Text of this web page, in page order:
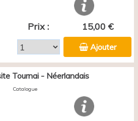
Prix : 15,00 €
Ajouter
Tournai - Néerlandais
Catalogue